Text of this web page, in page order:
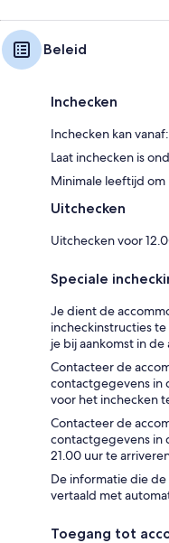
Beleid
Inchecken
Inchecken kan
Laat inchecken is
Minimale leeftijd om
Uitchecken
Uitchecken voor
Speciale
Je dient de
incheckinstructies
je bij aankomst in
Contacteer de
contactgegevens in
voor het inchecken
Contacteer de
contactgegevens in
21.00 uur te
De informatie die
vertaald met
Toegang tot